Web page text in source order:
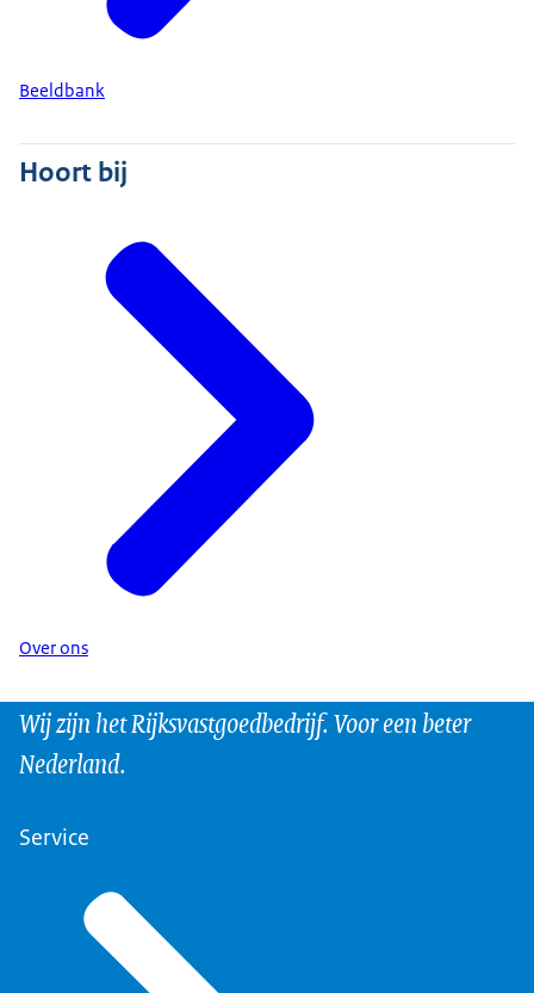
woningbouw mogelijk. En dan hebben we nog
onderzoeken hoe we deze duurzaam kunnen
stikstofreductie kunnen realiseren. Het
Rijksvastgoedbedrijf kijkt steeds naar de belangen
de samenleving. Het vinden van een
weloverwogen balans tussen al die belangen
maakt ons werk spannend, uitdagend en complex.
Wij zijn het Rijksvastgoedbedrijf. Voor een beter
Beeldbank
Hoort bij
Over ons
Wij zijn het Rijksvastgoedbedrijf. Voor een beter
Nederland.
Service